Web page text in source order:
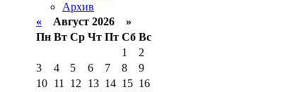
Архив
« Август 2026 »
Пн Вт Ср Чт Пт Сб Вс
1
2
3
4 5 6 7 8
9
10 11 12 13 14 15 16